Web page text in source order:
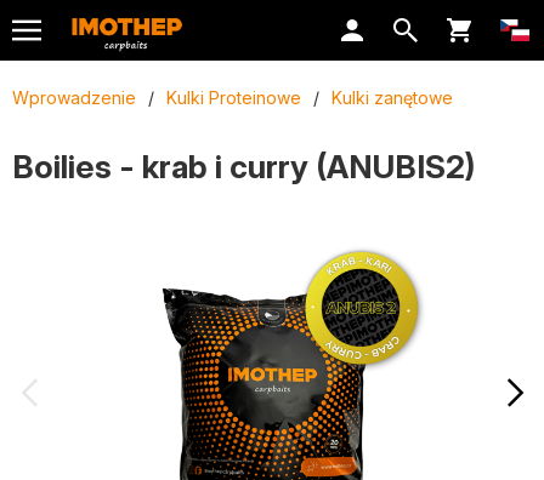
Wprowadzenie / Kulki Proteinowe / Kulki zanętowe
Boilies - krab i curry (ANUBIS2)